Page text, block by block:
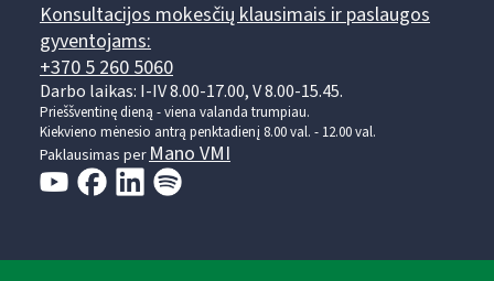
Konsultacijos mokesčių klausimais ir paslaugos
gyventojams:
+370 5 260 5060
Darbo laikas: I-IV 8.00-17.00, V 8.00-15.45.
Prieššventinę dieną - viena valanda trumpiau.
Kiekvieno mėnesio antrą penktadienį 8.00 val. - 12.00 val.
Paklausimas perMano VMI